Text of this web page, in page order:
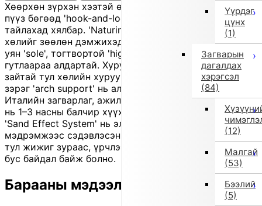
Үүрдэг
цүнх
(1)
Загварын
дагалдах
хэрэгсэл
(84)
(12)
Малгай
(53)
Бээлий
(5)
Хөөрхөн зүрхэн хээтэй өндөр 'high-top' хүүхдийн
пүүз бөгөөд 'hook-and-loop' бэхэлгээтэй тул өмсөх,
тайлахад хялбар. 'Naturino' нь өсөж буй хүүхдийн
хөлийг зөөлөн дэмжихэд анхаарсан, зөөлөн 'insole',
уян 'sole', тогтвортой 'high-cut' хийцтэй хүүхдийн
гутлаараа алдартай. Хурууны хэсэг нь хангалттай
зайтай тул хөлийн хуруунууд чөлөөтэй хөдөлнө, бага
зэрэг 'arch support' нь алхах үед тав тух нэмнэ.
Италийн загварлаг, ажиллагаатай хийцтэй энэ загвар
нь 1–3 насны балчир хүүхдэд илүү тохиромжтой.
'Sand Effect System' нь элсэн дээр алхаж буй мэт
мэдрэмжээс сэдэвлэсэн. Энэ нь 'outlet' бүтээгдэхүүн
тул жижиг зураас, үрчлээ, өнгөний бага зэрэг жигд
бус байдал байж болно.
Барааны мэдээлэл